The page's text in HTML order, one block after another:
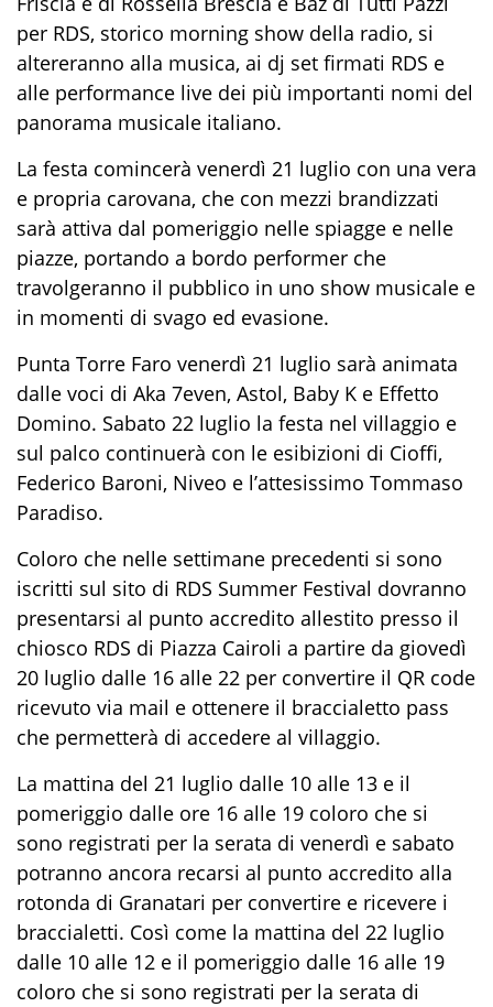
per RDS, storico morning show della radio, si
altereranno alla musica, ai dj set firmati RDS e
alle performance live dei più importanti nomi del
panorama musicale italiano.
La festa comincerà venerdì 21 luglio con una vera
e propria carovana, che con mezzi brandizzati
sarà attiva dal pomeriggio nelle spiagge e nelle
piazze, portando a bordo performer che
travolgeranno il pubblico in uno show musicale e
in momenti di svago ed evasione.
Punta Torre Faro venerdì 21 luglio sarà animata
dalle voci di Aka 7even, Astol, Baby K e Effetto
Domino. Sabato 22 luglio la festa nel villaggio e
sul palco continuerà con le esibizioni di Cioffi,
Federico Baroni, Niveo e l’attesissimo Tommaso
Paradiso.
Coloro che nelle settimane precedenti si sono
iscritti sul sito di RDS Summer Festival dovranno
presentarsi al punto accredito allestito presso il
chiosco RDS di Piazza Cairoli a partire da giovedì
20 luglio dalle 16 alle 22 per convertire il QR code
ricevuto via mail e ottenere il braccialetto pass
che permetterà di accedere al villaggio.
La mattina del 21 luglio dalle 10 alle 13 e il
pomeriggio dalle ore 16 alle 19 coloro che si
sono registrati per la serata di venerdì e sabato
potranno ancora recarsi al punto accredito alla
rotonda di Granatari per convertire e ricevere i
braccialetti. Così come la mattina del 22 luglio
dalle 10 alle 12 e il pomeriggio dalle 16 alle 19
coloro che si sono registrati per la serata di